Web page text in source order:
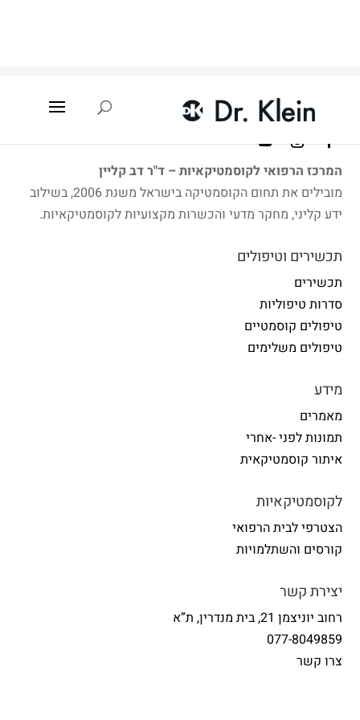
המרכז הרפואי לקוסמטיקאיות – ד"ר דב קליין
מובילים את תחום הקוסמטיקה בישראל משנת 2006, בשילוב
ידע קליני, מחקר מדעי והכשרות מקצועיות לקוסמטיקאיות.
תכשירים וטיפולים
תכשירים
סדרות טיפוליות
טיפולים קוסמטיים
טיפולים משלימים
מידע
מאמרים
תמונות לפני -אחרי
איתור קוסמטיקאית
לקוסמטיקאיות
הצטרפי לבית הרפואי
קורסים והשתלמויות
יצירת קשר
רחוב יוניצמן 21, בית מנדרין, ת”א
077-8049859
צרו קשר